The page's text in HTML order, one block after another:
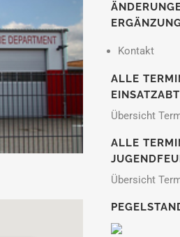
Kontakt
ALLE
Übersicht
ALLE
Übersicht